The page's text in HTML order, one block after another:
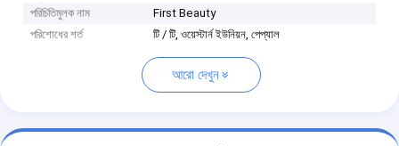
পরিচিতিমুলক নাম
First Beauty
পরিশোধের শর্ত
টি / টি, ওয়েস্টার্ন ইউনিয়ন, পেপ্যাল
আরো দেখুন